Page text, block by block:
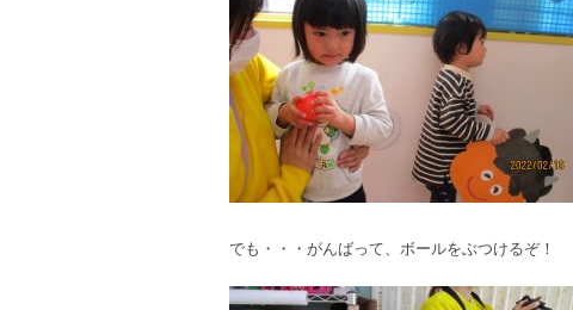
でも・・・がんばって、ボールをぶつけるぞ！